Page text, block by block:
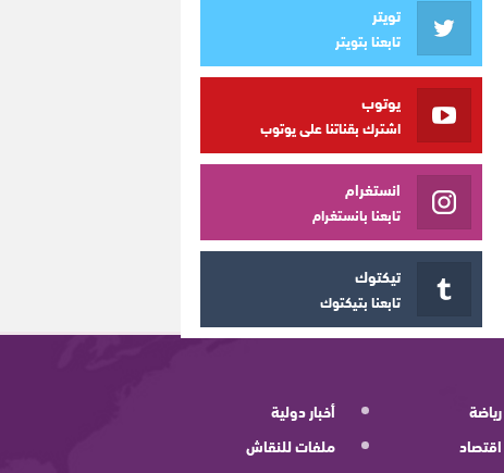
تويتر
تابعنا بتويتر
يوتوب
اشترك بقناتنا على يوتوب
انستغرام
تابعنا بانستغرام
تيكتوك
تابعنا بتيكتوك
رياضة
اقتصاد
أخبار دولية
ملفات للنقاش